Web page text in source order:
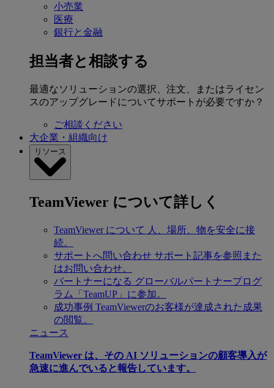
小売業
医療
銀行と金融
担当者と相談する
最適なソリューションの選択、注文、またはライセン
スのアップグレードについてサポートが必要ですか？
ご相談ください
大企業・組織向け
リソース
TeamViewer について詳しく
TeamViewer について 人、場所、物を安全に接
続。
サポートへ問い合わせ サポート記事を参照また
はお問い合わせ。
パートナーになる グローバルパートナープログ
ラム「TeamUP」に参加。
成功事例 TeamViewerのお客様が達成された成果
の閲覧。
ニュース
TeamViewer は、その AI ソリューションの顧客導入が
急速に進んでいると報告しています。